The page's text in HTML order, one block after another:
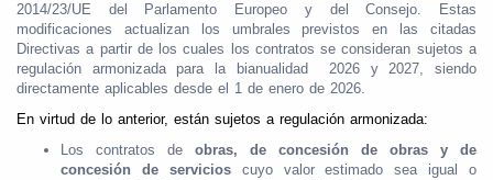
2014/23/UE del Parlamento Europeo y del Consejo. Estas
modificaciones actualizan los umbrales previstos en las citadas
Directivas a partir de los cuales los contratos se consideran sujetos a
regulación armonizada para la bianualidad 2026 y 2027, siendo
directamente aplicables desde el 1 de enero de 2026.
En virtud de lo anterior, están sujetos a regulación armonizada:
Los contratos de obras, de concesión de obras y de
concesión de servicioscuyo valor estimado sea igual o